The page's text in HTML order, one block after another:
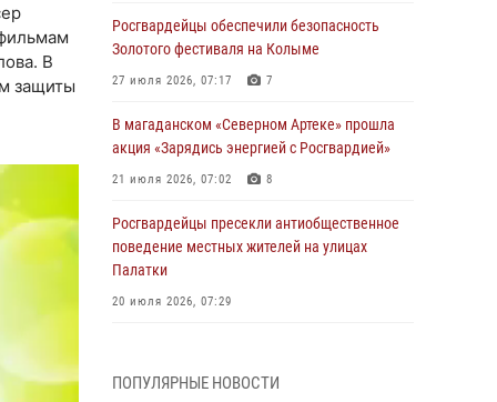
В
защиты
Росгвардейцы обеспечили безопасность
Золотого фестиваля на Колыме
27 июля 2026, 07:17 7
В магаданском «Северном Артеке» прошла
акция «Зарядись энергией с Росгвардией»
21 июля 2026, 07:02 8
Росгвардейцы пресекли антиобщественное
поведение местных жителей на улицах
Палатки
20 июля 2026, 07:29
подшефных кадет с победой в «Зарнице 2.0»
ПОПУЛЯРНЫЕ НОВОСТИ